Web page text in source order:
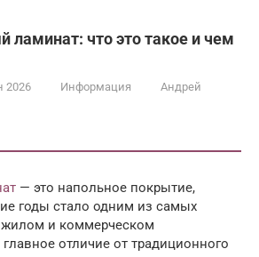
ламинат: что это такое и чем
2026 Информация
Андрей
— это напольное покрытие,
годы стало одним из самых
и коммерческом
главное отличие от традиционного